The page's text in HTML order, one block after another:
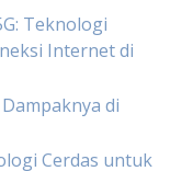
Teknologi
Internet di
di
Cerdas untuk